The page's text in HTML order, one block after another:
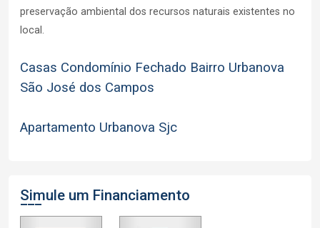
preservação ambiental dos recursos naturais existentes no
local.
Casas Condomínio Fechado Bairro Urbanova
São José dos Campos
Apartamento Urbanova Sjc
Simule um Financiamento